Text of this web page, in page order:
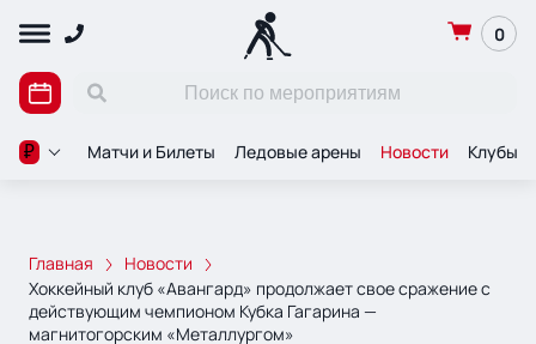
0
Матчи и Билеты Ледовые арены Новости Клубы
₽
Главная
Новости
Хоккейный клуб «Авангард» продолжает свое сражение с
действующим чемпионом Кубка Гагарина —
магнитогорским «Металлургом»